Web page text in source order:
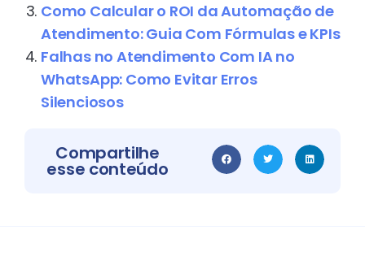
Como Calcular o ROI da Automação de
Atendimento: Guia Com Fórmulas e KPIs
Falhas no Atendimento Com IA no
WhatsApp: Como Evitar Erros
Silenciosos
Compartilhe
esse conteúdo